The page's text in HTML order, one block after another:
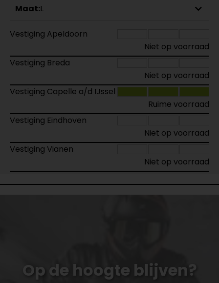
Maat:L
Vestiging Apeldoorn
Niet op voorraad
Vestiging Breda
Niet op voorraad
Vestiging Capelle a/d IJssel
Ruime voorraad
Vestiging Eindhoven
Niet op voorraad
Vestiging Vianen
Niet op voorraad
Op de hoogte blijven?